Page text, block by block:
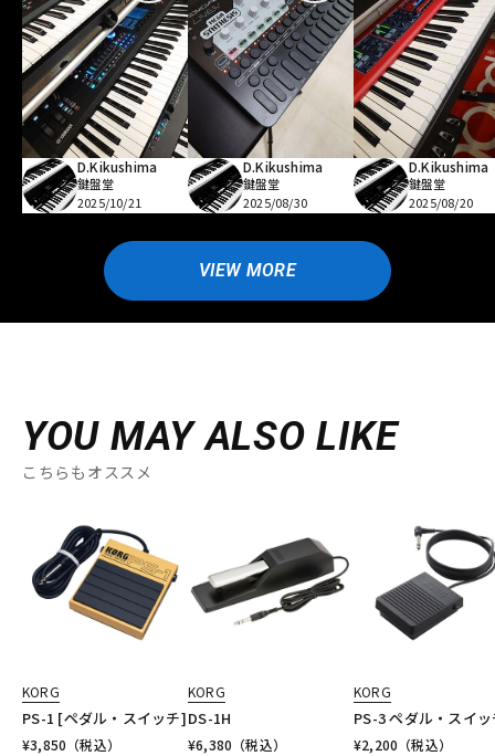
D.Kikushima
鍵盤堂
2025/10/21
D.Kikushima
鍵盤堂
2025/08/30
D.Kikushima
鍵盤堂
2025/08/20
VIEW MORE
YOU MAY ALSO LIKE
こちらもオススメ
KORG
PS-1 [ペダル・スイッチ]
¥3,850 （税込）
KORG
DS-1H
¥6,380 （税込）
KORG
PS-3 ペダル・スイ
¥2,200 （税込）